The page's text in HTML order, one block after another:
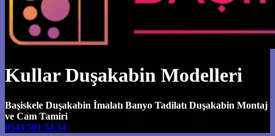
Kullar Duşakabin Modelleri
Başiskele Duşakabin İmalatı Banyo Tadilatı Duşakabin Montaj
ve Cam Tamiri
0543 501 54 34